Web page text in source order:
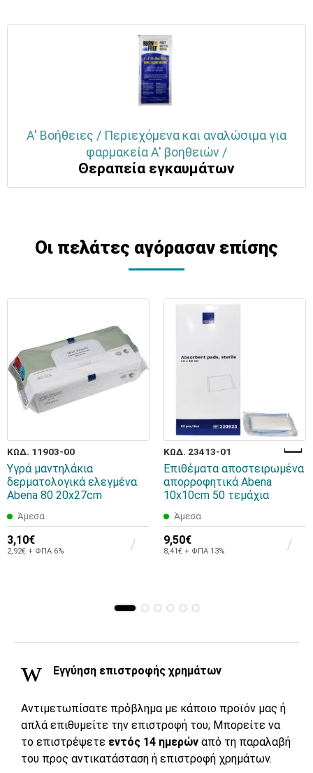
Α' Βοήθειες / Περιεχόμενα και αναλώσιμα για
φαρμακεία Α' βοηθειών /
Θεραπεία εγκαυμάτων
Οι πελάτες αγόρασαν επίσης
ΚΩΔ. 11903-00
Υγρά μαντηλάκια
δερματολογικά ελεγμένα
Abena 80 20x27cm
Άμεσα
3,10€
2,92€ + ΦΠΑ 6%
ΚΩΔ. 23413-01
Επιθέματα αποστειρωμένα
απορροφητικά Abena
10x10cm 50 τεμάχια
Άμεσα
9,50€
8,41€ + ΦΠΑ 13%
Εγγύηση επιστροφής χρημάτων
Αντιμετωπίσατε πρόβλημα με κάποιο προϊόν μας ή
απλά επιθυμείτε την επιστροφή του; Μπορείτε να
το επιστρέψετε εντός 14 ημερών από τη παραλαβή
του προς αντικατάσταση ή επιστροφή χρημάτων.